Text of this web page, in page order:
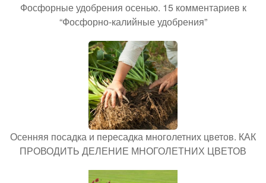
Фосфорные удобрения осенью. 15 комментариев к
“Фосфорно-калийные удобрения”
Осенняя посадка и пересадка многолетних цветов. КАК
ПРОВОДИТЬ ДЕЛЕНИЕ МНОГОЛЕТНИХ ЦВЕТОВ